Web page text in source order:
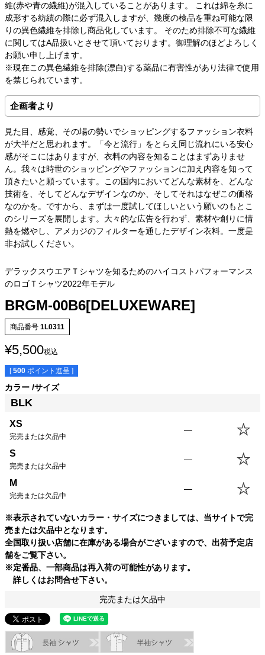
維(赤や青の繊維)が混入していることがあります。 これは綿を糸に
成形する紡績の際に必ず混入しますが、幾度の検品を重ね可能な限
りの異色繊維を排除し商品化しています。 そのため排除不可な繊維
に関してはA品扱いとさせて頂いております。御理解のほどよろしく
お願い申し上げます。
※現在この異色繊維を排除(漂白)する薬品に有害性があり法律で使用
を禁じられています。
企画者より
見た目、感覚、その場の勢いでショッピングするファッション衣料
が大半だと思われます。「今と流行」をとらえ同じ流れにいる安心
感がそこにはありますが、衣料の内容を知ることはまずありませ
ん。我々は時世のショッピングやファッションに加え内容を知って
頂きたいと願っています。この国内においてどんな素材を、どんな
技術を、そしてどんなデザインなのか、そしてそれはなぜこの価格
なのかを。ですから、まずは一度試してほしいという願いのもとこ
のシリーズを展開します。大々的な広告を行わず、素材や創りに情
熱を燃やし、アメカジのフィルターを通したデザイン衣料。一度是
非お試しください。
サイズ 身丈
XS
S
58.0cm45.5cm
M
L
64.0cm51.5cm
XL
67.0cm 54.5cm19.5cm
43.5cm
USM
67.0cm 57.5cm19.5cm
USL
70.0cm60.5cm20.5cm45.5cm
デラックスウエアＴシャツを知るためのハイコストパフォーマンス
のロゴＴシャツ2022年モデル
BRGM-00B6[DELUXEWARE]
商品番号 1L0311
¥5,500税込
[ 500 ポイント進呈 ]
カラー サイズ
BLK
XS
完売または欠品中
—
S
完売または欠品中
—
M
完売または欠品中
—
※表示されていないカラー・サイズにつきましては、当サイトで完
売または欠品中となります。
全国取り扱い店舗に在庫がある場合がございますので、出荷予定店
舗をご覧下さい。
※定番品、一部商品は再入荷の可能性があります。
詳しくはお問合せ下さい。
完売または欠品中